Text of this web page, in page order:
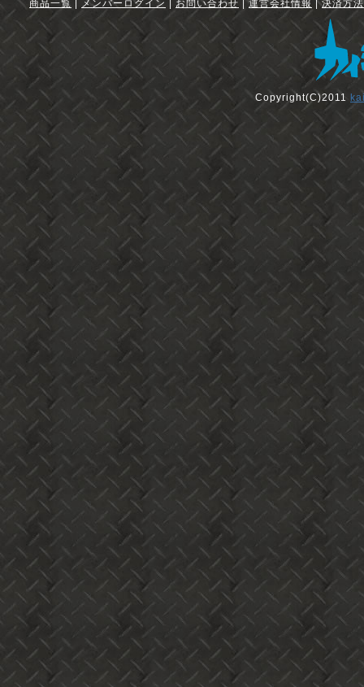
商品一覧 メンバーログイン お問い合わせ 運営会社情報 |決済方
Copyright(C)2011